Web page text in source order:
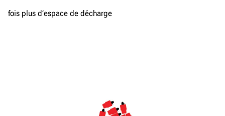
fois plus d’espace de décharge